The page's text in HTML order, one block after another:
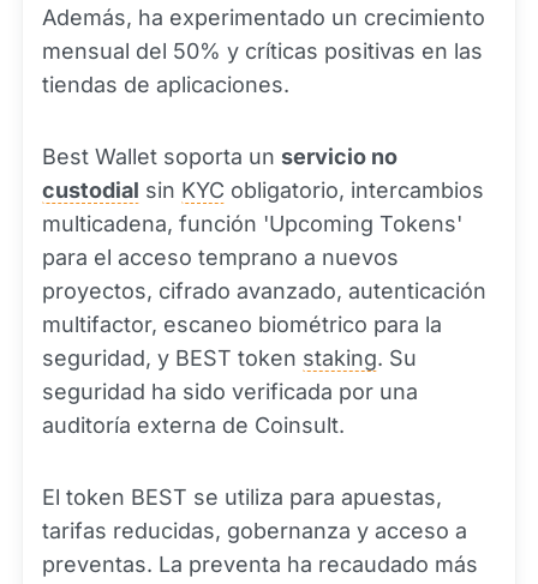
Además, ha experimentado un crecimiento
mensual del 50% y críticas positivas en las
tiendas de aplicaciones.
Best Wallet soporta un servicio no
custodial sin KYC obligatorio, intercambios
multicadena, función 'Upcoming Tokens'
para el acceso temprano a nuevos
proyectos, cifrado avanzado, autenticación
multifactor, escaneo biométrico para la
seguridad, y BEST token staking. Su
seguridad ha sido verificada por una
auditoría externa de Coinsult.
El token BEST se utiliza para apuestas,
tarifas reducidas, gobernanza y acceso a
preventas. La preventa ha recaudado más